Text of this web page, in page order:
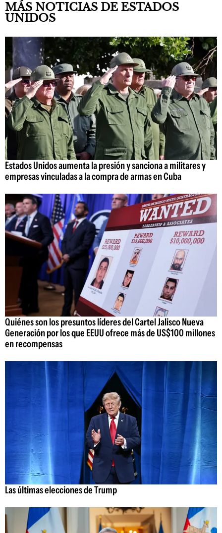
MÁS NOTICIAS DE ESTADOS
UNIDOS
Estados Unidos aumenta la presión y sanciona a militares y
empresas vinculadas a la compra de armas en Cuba
Quiénes son los presuntos líderes del Cartel Jalisco Nueva
Generación por los que EEUU ofrece más de US$100 millones
en recompensas
Las últimas elecciones de Trump